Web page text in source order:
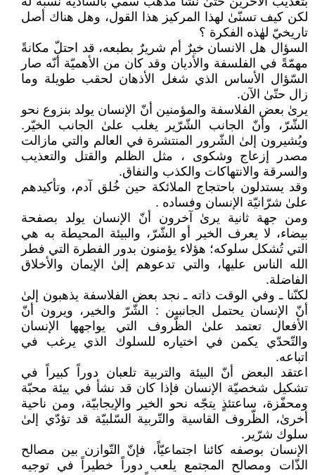
لكن كيف تسنّىٰ لهذا المركيز هذا القول، وهل هناك أصل
تاريخيّ لهٰذه الفكرة ؟
السؤال هل الانسان خيرٌ أم شريرٌ بطبعه، قد احتلّ مكانةً
مهمّةً في الفلسفة والأديان وقد كان من الأهميّة أنّه صار
السّؤال الأساس الذي شغل الأذهان لحقب طويلة وما
زال حتّىٰ الآن.
يرىٰ بعض الفلاسفة والمؤمنين أنّ الإنسان يولد بنزوع نحو
الشّرّ، وأنّ الجانب الشّرّير يغلب علىٰ الجانب الخيّر.
ويُشيرون إلىٰ الشّرور المنتشرة في العالم والتي مازالت
مصدر إزعاج وشكوى ، مثل الظلم والقتل والتعذيب
والسرقة والانتهاكات والكذب والنفاق.
وقد يستدلون باحتجاج الملائكة حين خُلق آدم، وتأكيدهم
علىٰ شرّانيّة الإنسان وفساده .
ومن جهة ثانية يرىٰ آخرون أنّ الإنسان يولد بصفحة
بيضاء، لا يعرف الخير أو الشّرّ، والبيئة المحيطة به هي
التي تُشكل سلوكه؛ هؤلاء يؤمنون بدور الفطرة التي فطر
الله الناس عليها، والتي تدعوهم إلىٰ الإيمان والأخلاق
الفاضلة.
لكنّنا ـ وفي الوقت ذاته ـ نجد بعض الفلاسفة يذهبون إلىٰ
أنّ الإنسان يحتمل الجانبين : الشّرّ والخير، ويرون أنّ
الأفعال تعتمد علىٰ الظّروف التي يواجهها الإنسان
والتّحدّي يكمن في اختياره للسلوك الذي يرغب في
اتباعه.
اعتقد البعض أنّ البيئة والتربية تلعبان دوراً كبيراً في
تشكيل شخصيّة الإنسان فإذا كان قد نشأ في بيئة محبّة
ومحفّزة، ساعتئذٍ يتجّه نحو الخير والإيجابيّة، ومن ناحية
أخرىٰ، الظّروف القاسية والتّربية السّلبيّة قد تؤدّي إلىٰ
سلوك شرّير.
الإنسان بوصفه كائنا اجتماعيّاً، فإنّ التّوازن بين مصالح
الذّات ومصالح المجتمع يلعب دوراً خطيراً في توجيه